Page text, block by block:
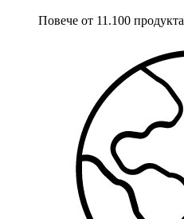
Повече от 11.100 продукта